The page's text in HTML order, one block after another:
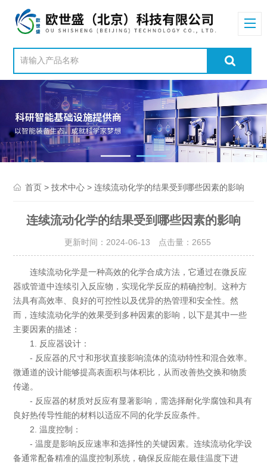
首页 >技术中心 > 连续流动化学的结果受到哪些因素的影响
连续流动化学的结果受到哪些因素的影响
更新时间：2024-06-13 点击量： 2655
连续流动化学是一种高效的化学合成方法，它通过在微反应
器或管道中连续引入反应物，实现化学反应的精确控制。这种方
法具有高效率、良好的可控性以及优异的热管理和安全性。然
而，连续流动化学的效果受到多种因素的影响，以下是其中一些
主要因素的描述：
1. 反应器设计：
- 反应器的尺寸和形状直接影响流体的流动特性和混合效率。
微通道的设计能够提高表面积与体积比，从而改善热交换和物质
传递。
- 反应器的材质对反应有显著影响，需选择耐化学腐蚀和具有
良好热传导性能的材料以适应不同的化学反应条件。
2. 温度控制：
- 温度是影响反应速率和选择性的关键因素。连续流动化学设
备通常配备精准的温度控制系统，确保反应能在最佳温度下进